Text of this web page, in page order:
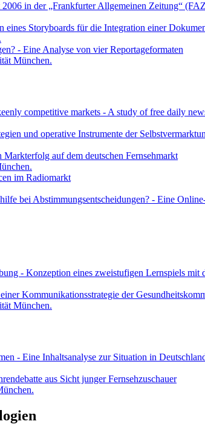
in der „Frankfurter Allgemeinen Zeitung“
Storyboards für die Integration einer
- Eine Analyse von vier Reportageformaten
München.
competitive markets - A study of free daily
und operative Instrumente der
auf dem deutschen Fernsehmarkt
im Radiomarkt
bei Abstimmungsentscheidungen? - Eine
- Konzeption eines zweistufigen Lernspiels mit
Kommunikationsstrategie der
München.
- Eine Inhaltsanalyse zur Situation in
aus Sicht junger Fernsehzuschauer